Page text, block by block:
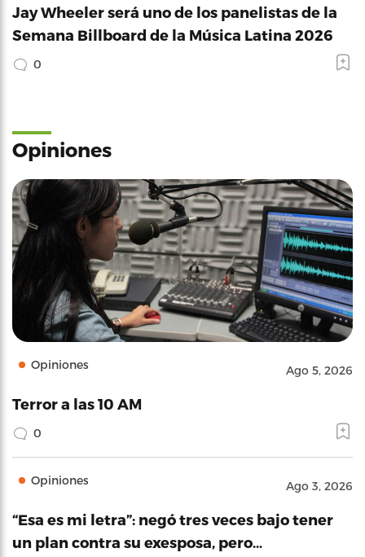
Jay Wheeler será uno de los panelistas de la
Semana Billboard de la Música Latina 2026
0
Opiniones
Opiniones Ago 5, 2026
Terror a las 10 AM
0
Opiniones Ago 3, 2026
“Esa es mi letra”: negó tres veces bajo tener
un plan contra su exesposa, pero…